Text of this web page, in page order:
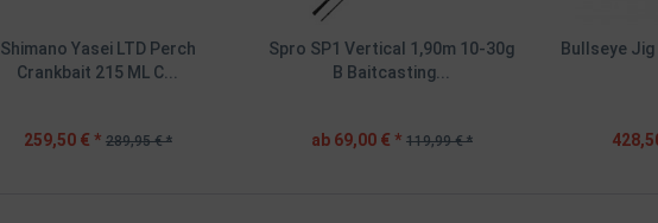
Shimano Yasei LTD Perch
Crankbait 215 ML C...
259,50 € * 289,95 € *
Spro SP1 Vertical 1,90m 10-30g
B Baitcasting...
ab 69,00 € * 119,99 € *
Bullseye Jig